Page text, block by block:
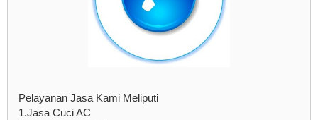
Pelayanan Jasa Kami Meliputi
1.Jasa Cuci AC